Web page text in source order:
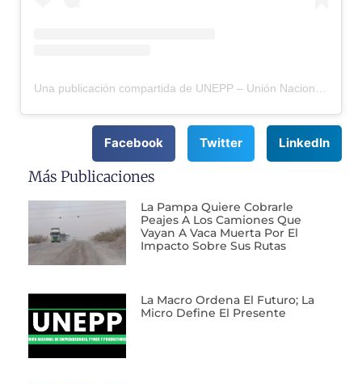
Facebook Twitter LinkedIn
Más Publicaciones
La Pampa Quiere Cobrarle
Peajes A Los Camiones Que
Vayan A Vaca Muerta Por El
Impacto Sobre Sus Rutas
La Macro Ordena El Futuro; La
Micro Define El Presente